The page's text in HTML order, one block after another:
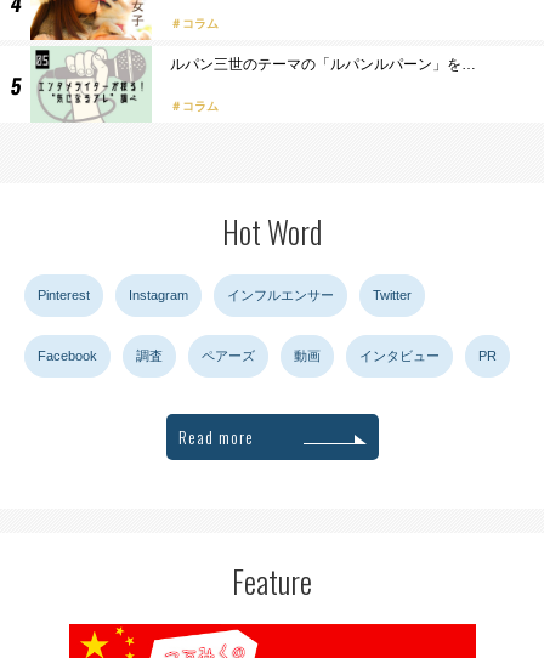
コラム
ルパン三世のテーマの「ルパンルパーン」を…
コラム
Hot Word
Pinterest Instagram インフルエンサー Twitter
Facebook 調査 ペアーズ 動画 インタビュー PR
Read more
Feature